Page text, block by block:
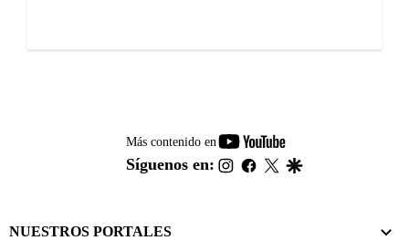
Más contenido en
youtube-
footer
Síguenos en: instagram
facebook
twitter
NUESTROS PORTALES